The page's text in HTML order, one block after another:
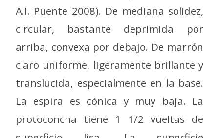
A.I. Puente 2008). De mediana solidez,
circular, bastante deprimida por
arriba, convexa por debajo. De marrón
claro uniforme, ligeramente brillante y
translucida, especialmente en la base.
La espira es cónica y muy baja. La
protoconcha tiene 1 1/2 vueltas de